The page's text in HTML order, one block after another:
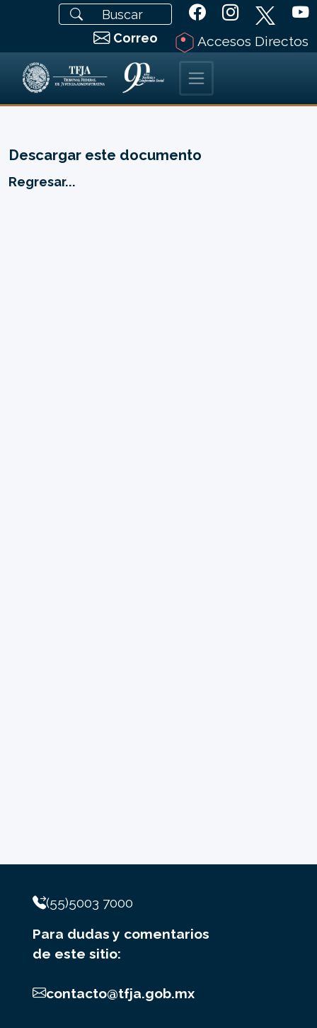
Correo Accesos Directos
Descargar este documento
Regresar...
(55)5003 7000
Para dudas y comentarios
de este sitio:
contacto@tfja.gob.mx